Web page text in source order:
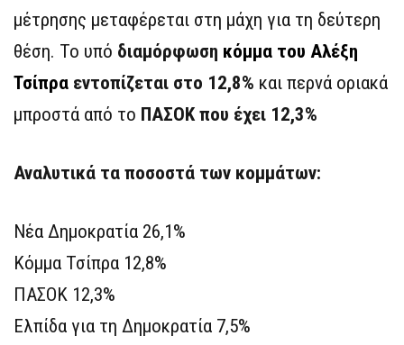
μέτρησης μεταφέρεται στη μάχη για τη δεύτερη
θέση. Το υπό διαμόρφωση κόμμα του Αλέξη
Τσίπρα εντοπίζεται στο 12,8% και περνά οριακά
μπροστά από το ΠΑΣΟΚ που έχει 12,3%
Αναλυτικά τα ποσοστά των κομμάτων:
Νέα Δημοκρατία 26,1%
Κόμμα Τσίπρα 12,8%
ΠΑΣΟΚ 12,3%
Ελπίδα για τη Δημοκρατία 7,5%